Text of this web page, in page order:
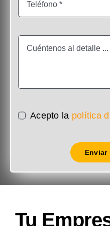
Acepto la política
Tu